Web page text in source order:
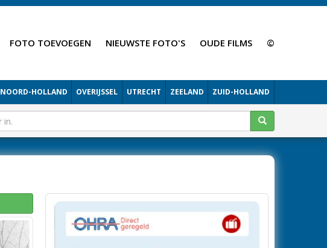
FOTO TOEVOEGEN NIEUWSTE FOTO'S OUDE FILMS ©
NOORD-HOLLAND OVERIJSSEL UTRECHT ZEELAND ZUID-HOLLAND